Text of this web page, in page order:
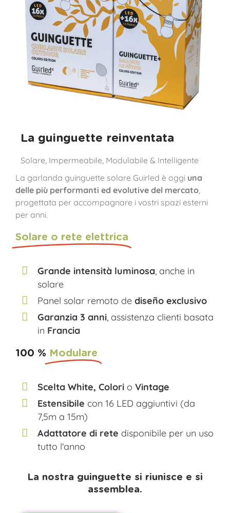
La guinguette reinventata
Solare, Impermeabile, Modulabile & Intelligente
La garlanda guinguette solare Guirled è oggi una
delle più performanti ed evolutive del mercato,
progettata per accompagnare i vostri spazi esterni
per anni.
Solare o rete elettrica
Grande intensità luminosa , anche in
solare
Panel solar remoto dediseño exclusivo
Garanzia 3 anni , assistenza clienti basata
in Francia
100 % Modulare
Scelta White, Colori oVintage
Estensibile con 16 LED aggiuntivi (da
7,5m a 15m)
Adattatore di rete disponibile per un uso
tutto l'anno
La nostra guinguette si riunisce e si
assemblea.